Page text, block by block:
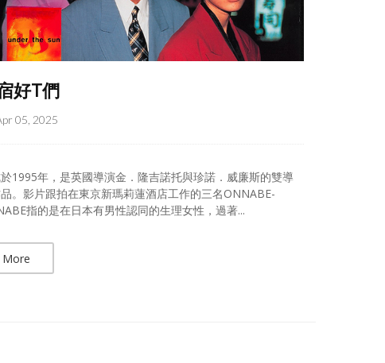
好T們
05, 2025
1995年，是英國導演金．隆吉諾托與珍諾．威廉斯的雙導
。影片跟拍在東京新瑪莉蓮酒店工作的三名ONNABE-
指的是在日本有男性認同的生理女性，過著...
More